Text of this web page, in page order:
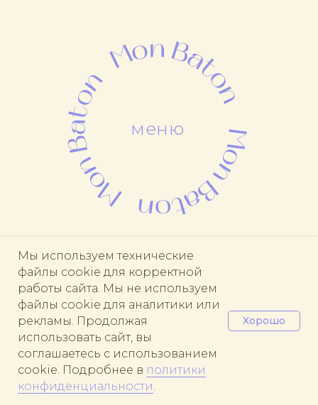
Мы используем технические
файлы cookie для корректной
работы сайта. Мы не используем
файлы cookie для аналитики или
рекламы. Продолжая
использовать сайт, вы
соглашаетесь с использованием
cookie. Подробнее в политики
конфиденциальности.
Хорошо
© 2021 Все права защищены
Политика обработки персональных данных
Политика конфиденциальности
Юридические данные